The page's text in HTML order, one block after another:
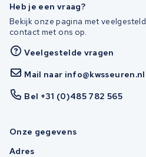
Heb je een vraag?
Bekijk onze pagina met
contact met ons op.
Veelgestelde vragen
Mail naar info@kwsseuren.nl
Bel +31 (0)485 782 565
Onze gegevens
Adres